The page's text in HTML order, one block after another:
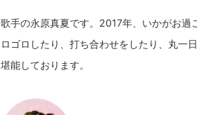
歌手の永原真夏です。2017年、いかがお過
ロゴロしたり、打ち合わせをしたり、丸